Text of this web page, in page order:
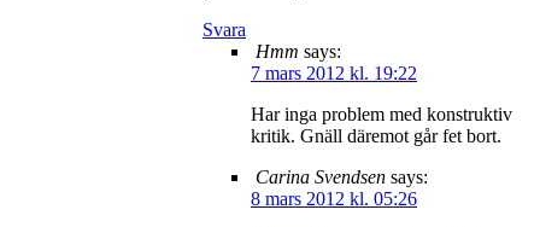
Svara
Hmm says:
7 mars 2012 kl. 19:22
Har inga problem med konstruktiv
kritik. Gnäll däremot går fet bort.
Carina Svendsen says:
8 mars 2012 kl. 05:26